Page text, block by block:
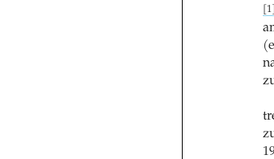
[1]